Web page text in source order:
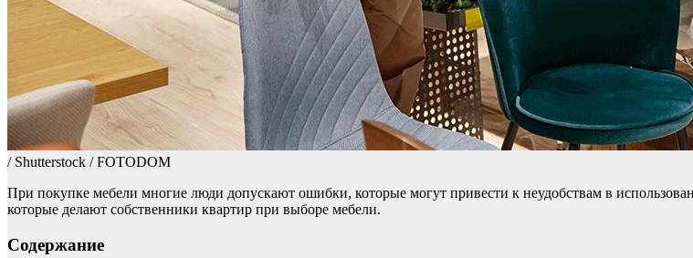
/ Shutterstock / FOTODOM
При покупке мебели многие люди допускают ошибки, которые могут привести к неудобствам в
которые делают собственники квартир при выборе мебели.
Содержание